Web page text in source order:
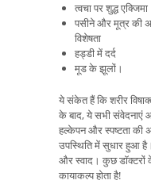
त्वचा पर शुद्ध एक्जिमा
पसीने और मूत्र की
विशेषता
हड्डी में दर्द
मूड के झूलों।
ये संकेत हैं कि शरीर
के बाद, ये सभी संवेदनाएं
हल्केपन और स्पष्टता की
उपस्थिति में सुधार हुआ
और स्वाद। कुछ डॉक्टरों
कायाकल्प होता है!